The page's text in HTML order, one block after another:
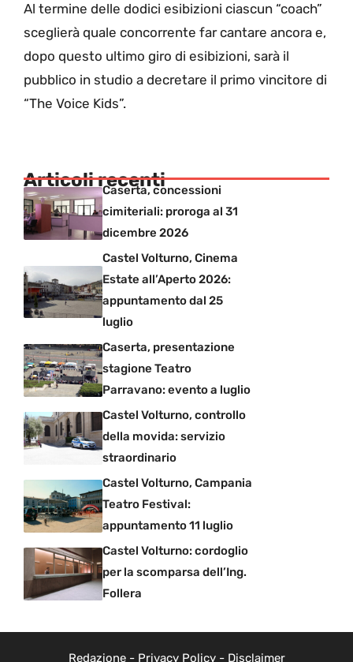
Al termine delle dodici esibizioni ciascun “coach”
sceglierà quale concorrente far cantare ancora e,
dopo questo ultimo giro di esibizioni, sarà il
pubblico in studio a decretare il primo vincitore di
“The Voice Kids”.
Articoli recenti
Caserta, concessioni
cimiteriali: proroga al 31
dicembre 2026
Castel Volturno, Cinema
Estate all’Aperto 2026:
appuntamento dal 25
luglio
Caserta, presentazione
stagione Teatro
Parravano: evento a luglio
Castel Volturno, controllo
della movida: servizio
straordinario
Castel Volturno, Campania
Teatro Festival:
appuntamento 11 luglio
Castel Volturno: cordoglio
per la scomparsa dell’Ing.
Follera
Redazione- Privacy Policy- Disclaimer